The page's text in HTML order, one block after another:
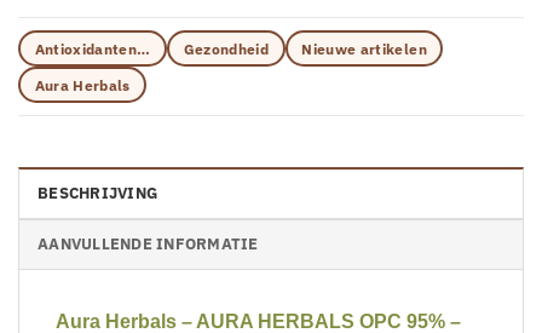
Antioxidanten… Gezondheid
Nieuwe artikelen
Aura Herbals
BESCHRIJVING
AANVULLENDE INFORMATIE
Aura Herbals – AURA HERBALS OPC 95% –